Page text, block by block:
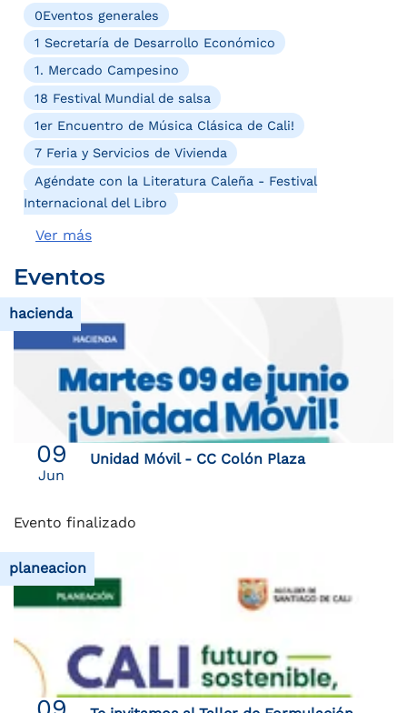
0Eventos generales
1 Secretaría de Desarrollo Económico
1. Mercado Campesino
18 Festival Mundial de salsa
1er Encuentro de Música Clásica de Cali!
7 Feria y Servicios de Vivienda
Agéndate con la Literatura Caleña - Festival
Internacional del Libro
Ver más
Eventos
hacienda
09
Jun
Unidad Móvil - CC Colón Plaza
Evento finalizado
planeacion